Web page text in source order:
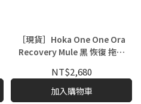
［現貨］Hoka One One Ora
Recovery Mule 黑 恢復 拖鞋
NT$2,680
加入購物車